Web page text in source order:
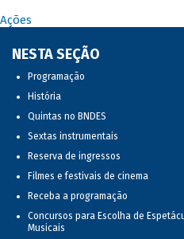
Ações
NESTA SEÇÃO
Programação
História
Quintas no BNDES
Sextas instrumentais
Reserva de ingressos
Filmes e festivais de cinema
Receba a programação
Concursos para Escolha de
Musicais